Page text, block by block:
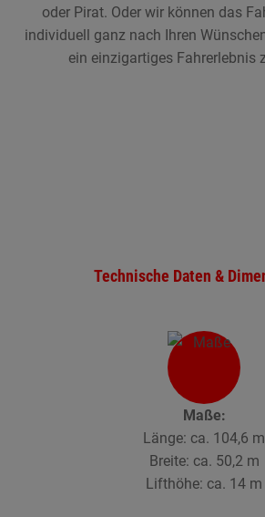
oder Pirat. Oder wir können das
individuell ganz nach Ihren
ein einzigartiges Fahrerlebnis
Technische Daten &
Maße:
Länge: ca. 104,6 m
Breite: ca. 50,2 m
Lifthöhe: ca. 14 m